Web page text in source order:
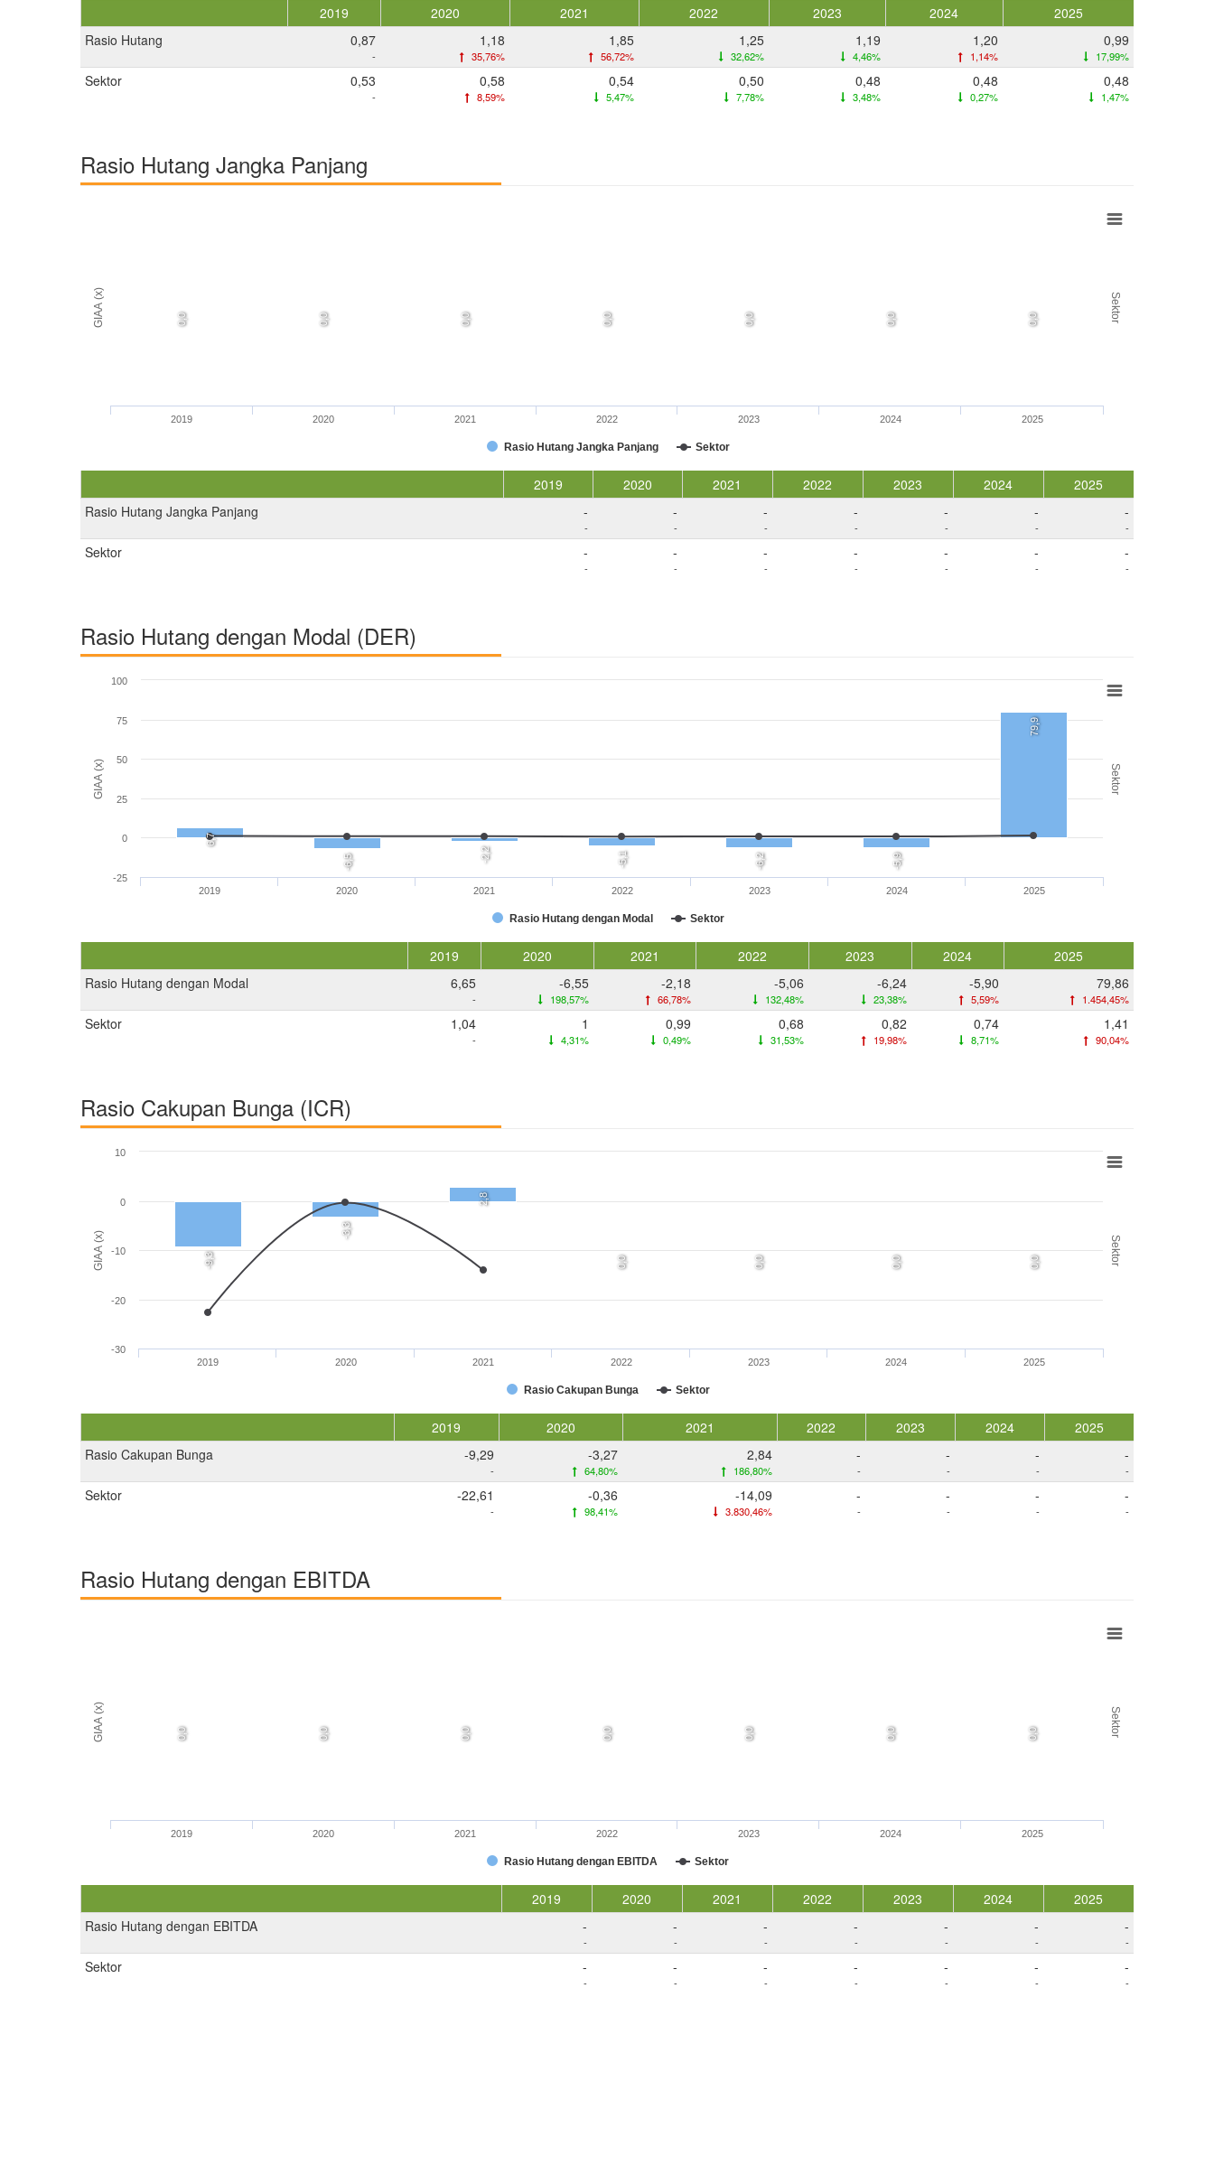
2019 2020 2021 2022 2023 2024
2025
Rasio Hutang
0,87
-
1,18
35,76%
1,85
56,72%
1,25
32,62%
1,19
4,46%
1,20
1,14%
0,99
17,99%
Sektor 0,53
-
0,58
8,59%
0,54
5,47%
0,50
7,78%
0,48
3,48%
0,48
0,27%
0,48
1,47%
Rasio Hutang Jangka Panjang
GIAA (x) Sektor
0,0 0,0 0,0 0,0 0,0 0,0 0,0
Rasio Hutang Jangka Panjang Sektor
2019 2020 2021 2022 2023 2024 2025
2019 2020 2021 2022 2023 2024
2025
Rasio Hutang Jangka Panjang
-
-
-
-
-
-
-
-
-
-
-
-
-
-
Sektor -
-
-
-
-
-
-
-
-
-
-
-
-
-
Rasio Hutang dengan Modal (DER)
GIAA (x) Sektor
6,7
-6,5 -2,2 -5,1 -6,2 -5,9
79,9
Rasio Hutang dengan Modal Sektor
2019 2020 2021 2022 2023 2024 2025
-25
0
25
50
75
100
2019 2020 2021 2022 2023 2024
2025
Rasio Hutang dengan Modal
6,65
-
-6,55
198,57%
-2,18
66,78%
-5,06
132,48%
-6,24
23,38%
-5,90
5,59%
79,86
1.454,45%
Sektor 1,04
-
1
4,31%
0,99
0,49%
0,68
31,53%
0,82
19,98%
0,74
8,71%
1,41
90,04%
Rasio Cakupan Bunga (ICR)
GIAA (x) Sektor
-9,3
-3,3
2,8
0,0 0,0 0,0 0,0
Rasio Cakupan Bunga Sektor
2019 2020 2021 2022 2023 2024 2025
-30
-20
-10
0
10
2019 2020 2021 2022 2023 2024
2025
Rasio Cakupan Bunga
-9,29
-
-3,27
64,80%
2,84
186,80%
-
-
-
-
-
-
-
-
Sektor -22,61
-
-0,36
98,41%
-14,09
3.830,46%
-
-
-
-
-
-
-
-
Rasio Hutang dengan EBITDA
GIAA (x) Sektor
0,0 0,0 0,0 0,0 0,0 0,0 0,0
Rasio Hutang dengan EBITDA Sektor
2019 2020 2021 2022 2023 2024 2025
2019 2020 2021 2022 2023 2024
2025
Rasio Hutang dengan EBITDA
-
-
-
-
-
-
-
-
-
-
-
-
-
-
Sektor -
-
-
-
-
-
-
-
-
-
-
-
-
-